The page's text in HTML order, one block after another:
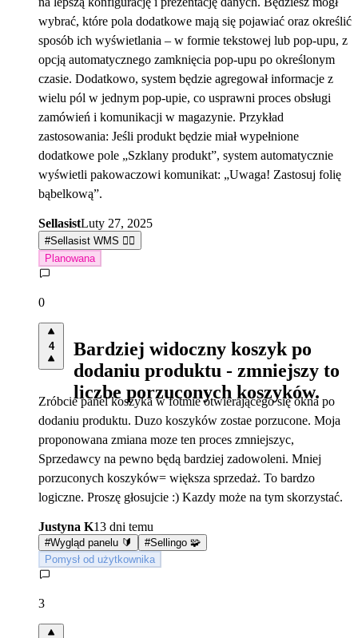
wybrać, które pola dodatkowe mają się pojawiać oraz określić
sposób ich wyświetlania – w formie tekstowej lub pop-upu, z
opcją automatycznego zamknięcia pop-upu po określonym
czasie. Dodatkowo, system będzie agregował informacje z
wielu pól w jednym pop-upie, co usprawni proces obsługi
zamówień i komunikacji w magazynie. Przykład
zastosowania: Jeśli produkt będzie miał wypełnione
dodatkowe pole „Szklany produkt”, system automatycznie
wyświetli pakowaczowi komunikat: „Uwaga! Zastosuj folię
bąbelkową”.
SellasistLuty 27, 2025
#Sellasist WMS 👷‍♀️
Planowana
0
4
Bardziej widoczny koszyk po
dodaniu produktu - zmniejszy to
liczbe porzuconych koszyków.
Zróbcie panel koszyka w fotmie otwierającego się okna po
dodaniu produktu. Duzo koszyków zostae porzucone. Moja
proponowana zmiana moze ten proces zmniejszyc,
Sprzedawcy na pewno będą bardziej zadowoleni. Mniej
porzuconych koszyków= większa sprzedaż. To bardzo
logiczne. Proszę głosujcie :) Kazdy może na tym skorzystać.
Justyna K13 dni temu
#Wygląd panelu 🔰 #Sellingo 🧩
Pomysł od użytkownika
3